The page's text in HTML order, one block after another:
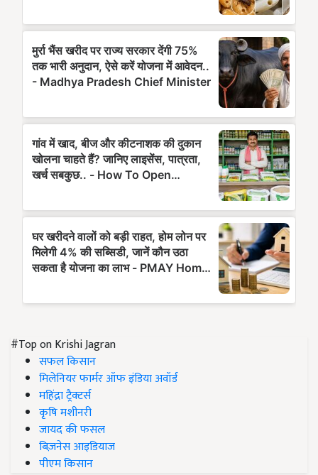
#Top on Krishi Jagran
सफल किसान
मिलेनियर फार्मर ऑफ इंडिया अवॉर्ड
महिंद्रा ट्रैक्टर्स
कृषि मशीनरी
जायद की फसल
बिज़नेस आइडियाज
पीएम किसान